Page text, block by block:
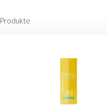
Produkte